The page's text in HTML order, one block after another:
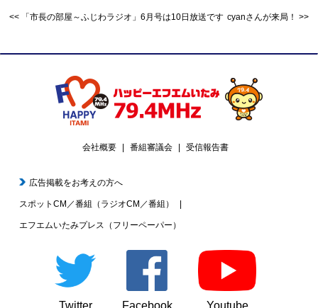
「市長の部屋～ふじわラジオ」6月号は10日放送です cyanさんが来局！
会社概要 番組審議会 受信報告書
広告掲載をお考えの方へ
スポットCM／番組（ラジオCM／番組）
エフエムいたみプレス（フリーペーパー）
Twitter Facebook Youtube